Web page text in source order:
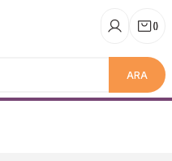
ARA
()